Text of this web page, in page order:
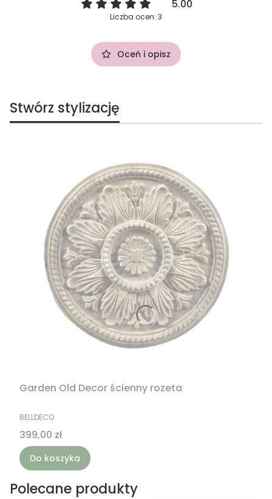
5.00
Liczba ocen: 3
Oceń i opisz
Stwórz stylizację
Garden Old Decor ścienny rozeta
PRODUCENT
BELLDECO
Cena
399,00 zł
Do koszyka
Polecane produkty